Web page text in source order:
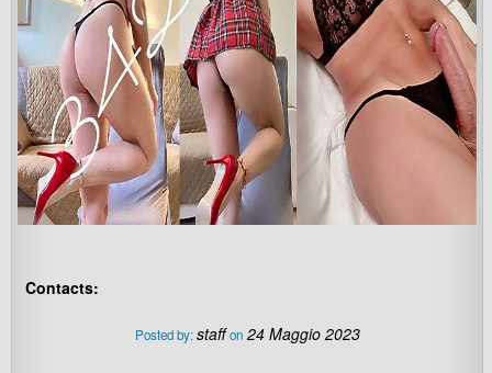
Contacts:
Posted by:staff on 24 Maggio 2023